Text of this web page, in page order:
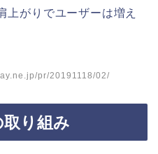
上がりでユーザーは増え
pr/20191118/02/
り組み